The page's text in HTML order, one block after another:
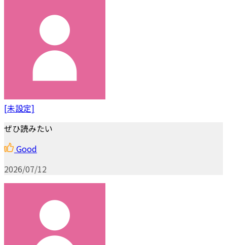
[未設定]
ぜひ読みたい
Good
2026/07/12